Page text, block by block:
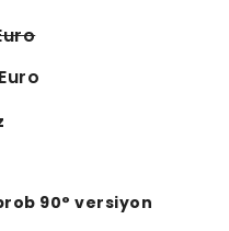
90° versiyon